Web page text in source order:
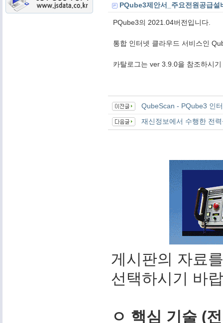
PQube3제안서_주요전원공급
PQube3의 2021.04버전입니다.
통합 인터넷 클라우드 서비스인
카탈로그는 ver 3.9.0을 참조하시
QubeScan - PQube3 인
재신정보에서 수행한 전
게시판의 자료
선택하시기 바
ㅇ 핵심 기술 (